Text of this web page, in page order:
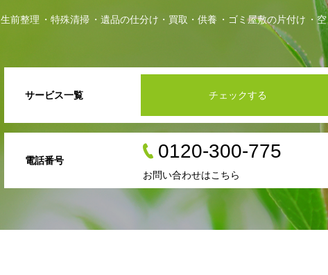
生前整理 特殊清掃 遺品の仕分け・買取・供養 ゴミ屋敷の片付け
サービス一覧 チェックする
電話番号 0120-300-775
お問い合わせはこちら